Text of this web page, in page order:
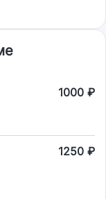
1000 ₽
1250 ₽